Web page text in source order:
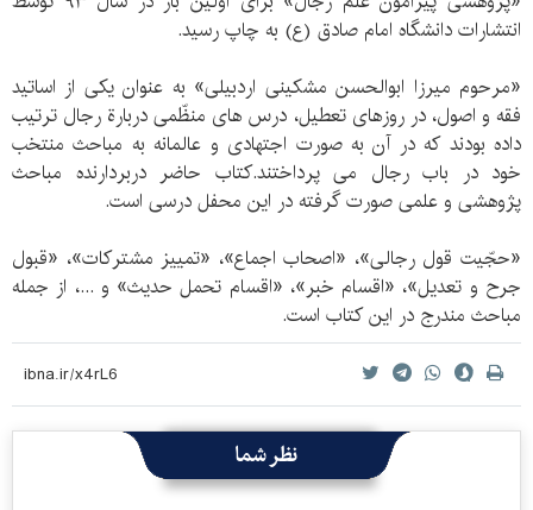
انتشارات دانشگاه امام صادق (ع) به چاپ رسید.
«مرحوم میرزا ابوالحسن مشکینی اردبیلی» به عنوان یکی از اساتید
فقه و اصول، در روزهای تعطیل، درس های منظّمی دربارة رجال ترتیب
داده بودند که در آن به صورت اجتهادی و عالمانه به مباحث منتخب
خود در باب رجال می پرداختند.کتاب حاضر دربردارنده مباحث
پژوهشی و علمی صورت گرفته در این محفل درسی است.
«حجّیت قول رجالی»، «اصحاب اجماع»، «تمییز مشترکات»، «قبول
جرح و تعدیل»، «اقسام خبر»، «اقسام تحمل حدیث» و ...، از جمله
مباحث مندرج در این کتاب است.
نظر شما